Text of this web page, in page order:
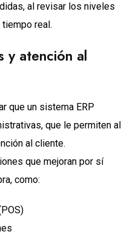
al revisar los niveles
real.
y atención al
que un sistema ERP
que le permiten al
al cliente.
que mejoran por sí
como: